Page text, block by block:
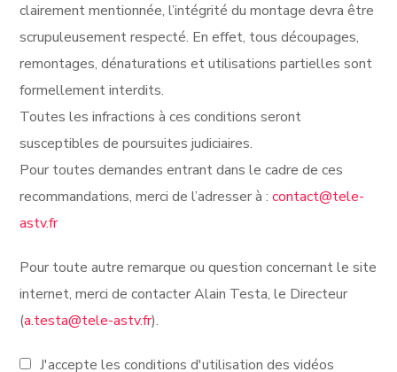
clairement mentionnée, l’intégrité du montage devra être
scrupuleusement respecté. En effet, tous découpages,
remontages, dénaturations et utilisations partielles sont
formellement interdits.
Toutes les infractions à ces conditions seront
susceptibles de poursuites judiciaires.
Pour toutes demandes entrant dans le cadre de ces
recommandations, merci de l’adresser à :contact@tele-
astv.fr
Pour toute autre remarque ou question concernant le site
internet, merci de contacter Alain Testa, le Directeur
(a.testa@tele-astv.fr).
J'accepte les conditions d'utilisation des vidéos